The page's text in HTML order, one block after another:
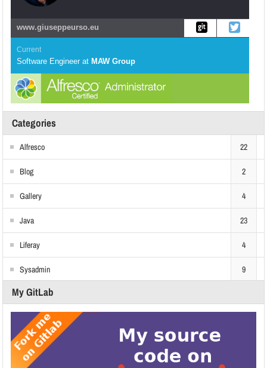
www.giuseppeurso.eu
Current
Software Engineer at MAW Group
Categories
Alfresco 22
Blog 2
Gallery 4
Java 23
Liferay 4
Sysadmin 9
My GitLab